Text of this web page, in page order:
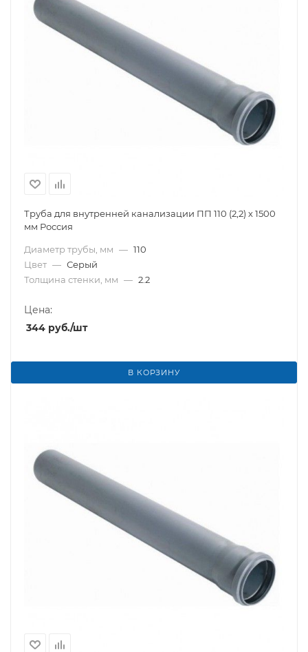
Труба для внутренней канализации ПП 110 (2,2) х 1500
мм Россия
Диаметр трубы, мм — 110
Цвет — Серый
Толщина стенки, мм — 2.2
Цена:
344 руб./шт
В КОРЗИНУ